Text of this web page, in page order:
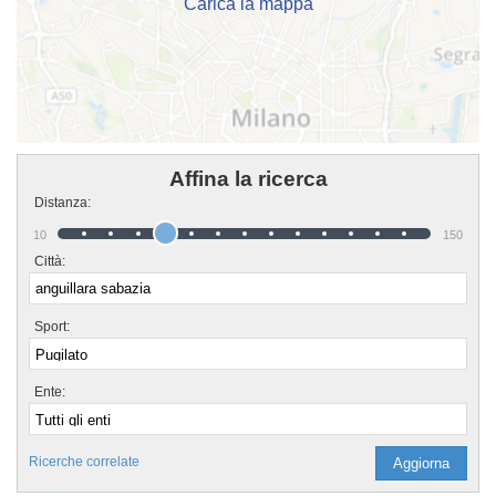
Carica la mappa
Affina la ricerca
Distanza:
10 150
Città:
Sport:
Ente:
Ricerche correlate